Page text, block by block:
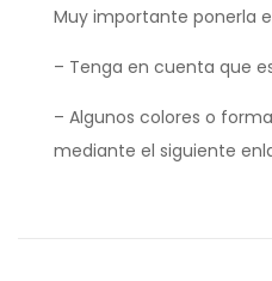
Muy importante ponerla
– Tenga en cuenta que
– Algunos colores o
mediante el siguiente